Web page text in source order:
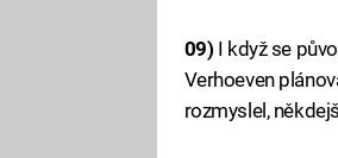
09) I když se
Verhoeven
rozmyslel,